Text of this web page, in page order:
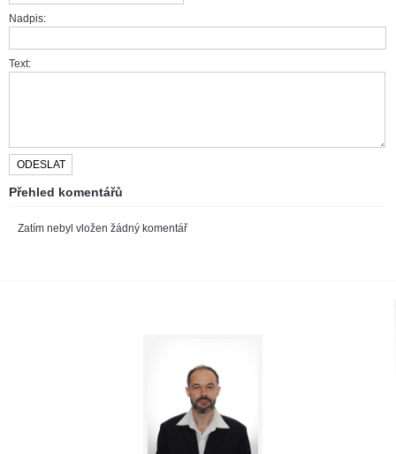
Nadpis:
Text:
Přehled komentářů
Zatím nebyl vložen žádný komentář